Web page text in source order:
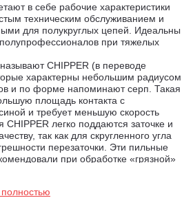
в себе рабочие характеристики
техническим обслуживанием и
для полукруглых цепей. Идеальны
при тяжелых
CHIPPER (в переводе
характерны небольшим радиусом
и по форме напоминают серп. Такая
площадь контакта с
и требует меньшую скорость
легко поддаются заточке и
так как для скругленного угла
перезаточки. Эти пильные
при обработке «грязной»
цепь с амортизирующими